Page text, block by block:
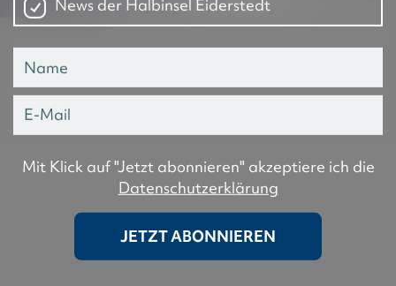
News der Halbinsel Eiderstedt
Mit Klick auf "Jetzt abonnieren" akzeptiere ich die
Datenschutzerklärung